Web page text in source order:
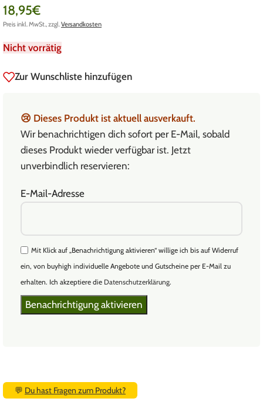
18,95€
Preis inkl. MwSt., zzgl. Versandkosten
Nicht vorrätig
Zur Wunschliste hinzufügen
😢 Dieses Produkt ist aktuell ausverkauft.
Wir benachrichtigen dich sofort per E-Mail, sobald
dieses Produkt wieder verfügbar ist. Jetzt
unverbindlich reservieren:
E-Mail-Adresse
Mit Klick auf „Benachrichtigung aktivieren“ willige ich bis auf Widerruf
ein, von buyhigh individuelle Angebote und Gutscheine per E-Mail zu
erhalten. Ich akzeptiere die Datenschutzerklärung.
💬 Du hast Fragen zum Produkt?